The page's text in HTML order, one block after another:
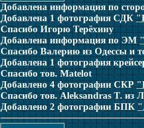
Добавлена информация по
Добавлена 1 фотография СДК
Спасибо Игорю Терёхину
Добавлена информация по ЭМ
Спасибо Валерию из Одессы и
Добавлена 1 фотография
Спасибо тов. Matelot
Добавлено 4 фотографии СКР
Спасибо тов. Aleksandras T.
Добавлено 2 фотографии БПК